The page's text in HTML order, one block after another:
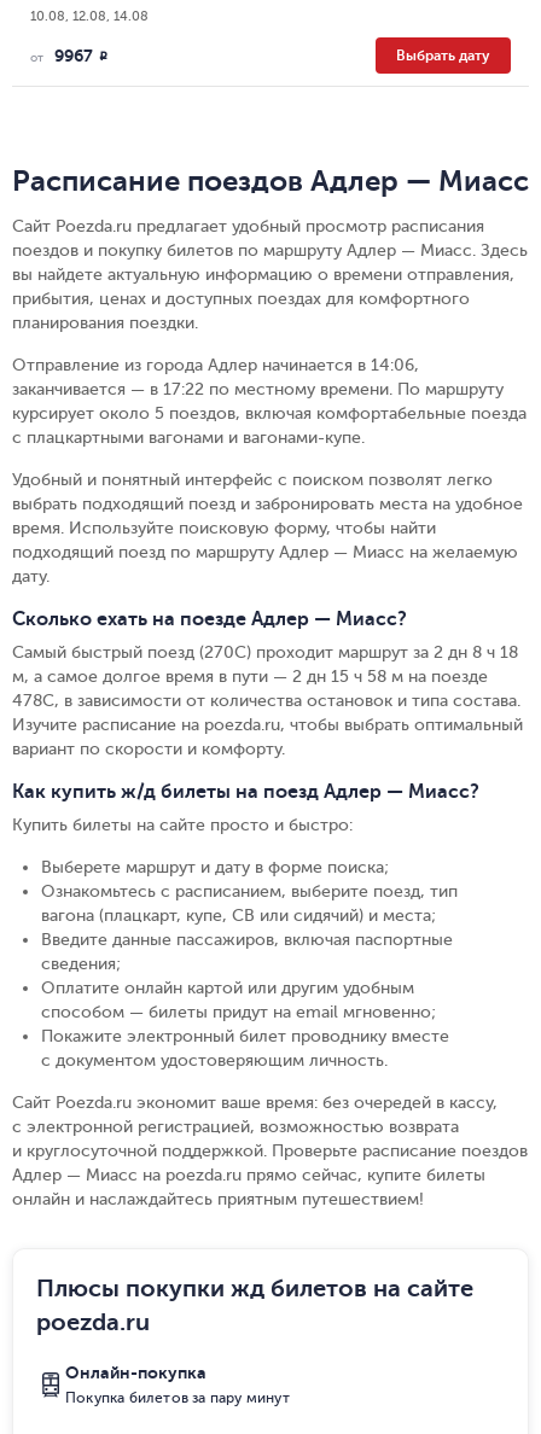
10.08, 12.08, 14.08
от 9967 R Выбрать дату
Расписание поездов Адлер — Миасс
Сайт Poezda.ru предлагает удобный просмотр расписания
поездов и покупку билетов по маршруту Адлер — Миасс. Здесь
вы найдете актуальную информацию о времени отправления,
прибытия, ценах и доступных поездах для комфортного
планирования поездки.
Отправление из города Адлер начинается в 14:06,
заканчивается — в 17:22 по местному времени. По маршруту
курсирует около 5 поездов, включая комфортабельные поезда
с плацкартными вагонами и вагонами-купе.
Удобный и понятный интерфейс с поиском позволят легко
выбрать подходящий поезд и забронировать места на удобное
время. Используйте поисковую форму, чтобы найти
подходящий поезд по маршруту Адлер — Миасс на желаемую
дату.
Сколько ехать на поезде Адлер — Миасс?
Самый быстрый поезд (270С) проходит маршрут за 2 дн 8 ч 18
м, а самое долгое время в пути — 2 дн 15 ч 58 м на поезде
478С, в зависимости от количества остановок и типа состава.
Изучите расписание на poezda.ru, чтобы выбрать оптимальный
вариант по скорости и комфорту.
Как купить ж/д билеты на поезд Адлер — Миасс?
Купить билеты на сайте просто и быстро:
Выберете маршрут и дату в форме поиска;
Ознакомьтесь с расписанием, выберите поезд, тип
вагона (плацкарт, купе, СВ или сидячий) и места;
Введите данные пассажиров, включая паспортные
сведения;
Оплатите онлайн картой или другим удобным
способом — билеты придут на email мгновенно;
Покажите электронный билет проводнику вместе
с документом удостоверяющим личность.
Сайт Poezda.ru экономит ваше время: без очередей в кассу,
с электронной регистрацией, возможностью возврата
и круглосуточной поддержкой. Проверьте расписание поездов
Адлер — Миасс на poezda.ru прямо сейчас, купите билеты
онлайн и наслаждайтесь приятным путешествием!
Плюсы покупки жд билетов на сайте
poezda.ru
Онлайн-покупка
Покупка билетов за пару минут